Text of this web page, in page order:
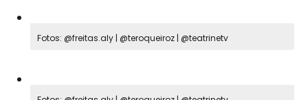
Fotos: @freitas.aly | @teroqueiroz | @teatrinetv